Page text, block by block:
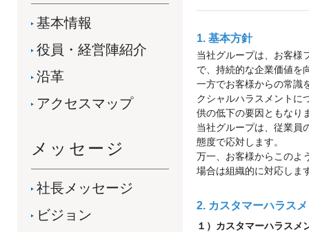
1. 基本方針
当社グループは、お客様
で、持続的な企業価値を
一方でお客様からの常識
クシャルハラスメントに
供の低下の要因ともなり
当社グループは、従業員
態度で応対します。
万一、お客様からこのよ
場合は組織的に対応しま
2. カスタマーハラス
１）カスタマーハラスメ
基本情報
役員・経営陣紹介
沿革
アクセスマップ
メッセージ
社長メッセージ
ビジョン